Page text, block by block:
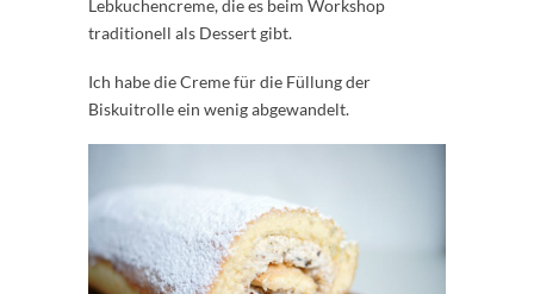
Lebkuchencreme, die es beim Workshop
traditionell als Dessert gibt.
Ich habe die Creme für die Füllung der
Biskuitrolle ein wenig abgewandelt.